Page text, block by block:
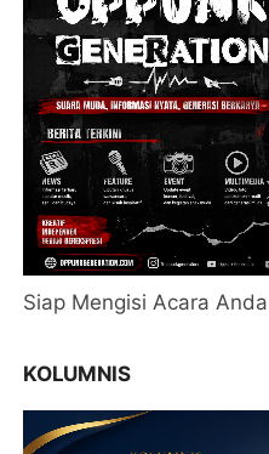
Siap Mengisi Acara Anda
KOLUMNIS